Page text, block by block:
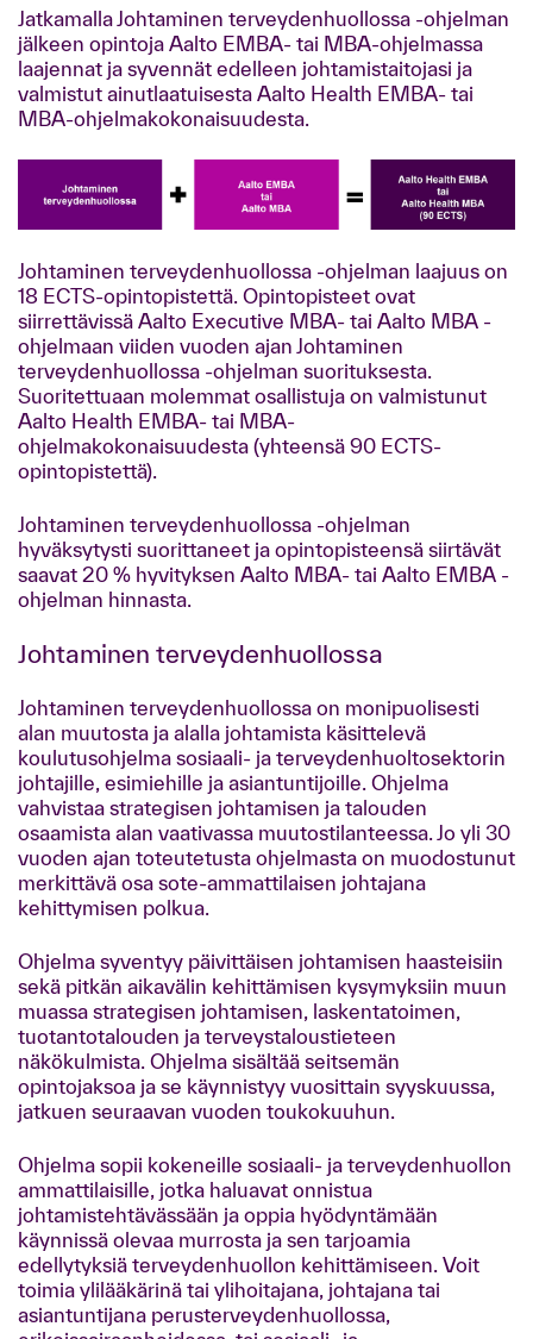
Jatkamalla Johtaminen terveydenhuollossa -ohjelman
jälkeen opintoja Aalto EMBA- tai MBA-ohjelmassa
laajennat ja syvennät edelleen johtamistaitojasi ja
valmistut ainutlaatuisesta Aalto Health EMBA- tai
MBA-ohjelmakokonaisuudesta.
Johtaminen terveydenhuollossa -ohjelman laajuus on
18 ECTS-opintopistettä. Opintopisteet ovat
siirrettävissä Aalto Executive MBA- tai Aalto MBA -
ohjelmaan viiden vuoden ajan Johtaminen
terveydenhuollossa -ohjelman suorituksesta.
Suoritettuaan molemmat osallistuja on valmistunut
Aalto Health EMBA- tai MBA-
ohjelmakokonaisuudesta (yhteensä 90 ECTS-
opintopistettä).
Johtaminen terveydenhuollossa -ohjelman
hyväksytysti suorittaneet ja opintopisteensä siirtävät
saavat 20 % hyvityksen Aalto MBA- tai Aalto EMBA -
ohjelman hinnasta.
Johtaminen terveydenhuollossa
Johtaminen terveydenhuollossa on monipuolisesti
alan muutosta ja alalla johtamista käsittelevä
koulutusohjelma sosiaali- ja terveydenhuoltosektorin
johtajille, esimiehille ja asiantuntijoille. Ohjelma
vahvistaa strategisen johtamisen ja talouden
osaamista alan vaativassa muutostilanteessa. Jo yli 30
vuoden ajan toteutetusta ohjelmasta on muodostunut
merkittävä osa sote-ammattilaisen johtajana
kehittymisen polkua.
Ohjelma syventyy päivittäisen johtamisen haasteisiin
sekä pitkän aikavälin kehittämisen kysymyksiin muun
muassa strategisen johtamisen, laskentatoimen,
tuotantotalouden ja terveystaloustieteen
näkökulmista. Ohjelma sisältää seitsemän
opintojaksoa ja se käynnistyy vuosittain syyskuussa,
jatkuen seuraavan vuoden toukokuuhun.
Ohjelma sopii kokeneille sosiaali- ja terveydenhuollon
ammattilaisille, jotka haluavat onnistua
johtamistehtävässään ja oppia hyödyntämään
käynnissä olevaa murrosta ja sen tarjoamia
edellytyksiä terveydenhuollon kehittämiseen. Voit
toimia ylilääkärinä tai ylihoitajana, johtajana tai
asiantuntijana perusterveydenhuollossa,